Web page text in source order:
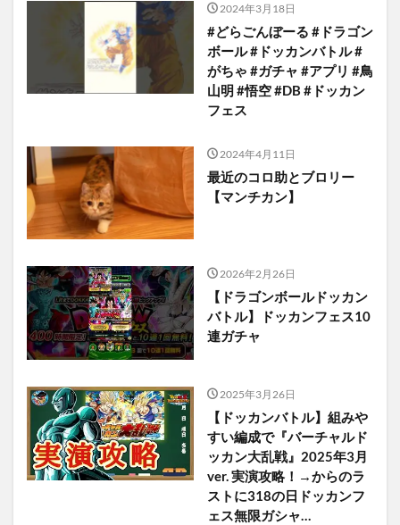
2024年3月18日
#どらごんぼーる #ドラゴン
ボール #ドッカンバトル #
がちゃ #ガチャ #アプリ #鳥
山明 #悟空 #DB #ドッカン
フェス
2024年4月11日
最近のコロ助とブロリー
【マンチカン】
2026年2月26日
【ドラゴンボールドッカン
バトル】ドッカンフェス10
連ガチャ
2025年3月26日
【ドッカンバトル】組みや
すい編成で『バーチャルド
ッカン大乱戦』2025年3月
ver. 実演攻略！→からのラ
ストに318の日ドッカンフ
ェス無限ガシャ…